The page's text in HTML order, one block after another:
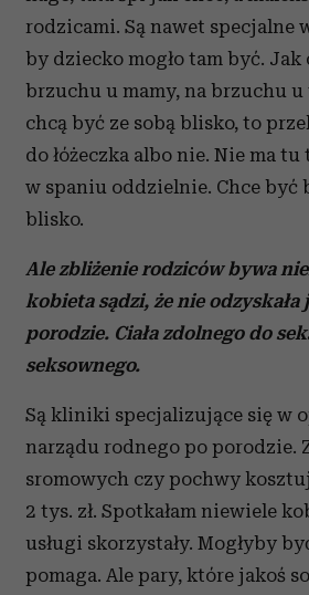
rodzicami. Są nawet specjalne
by dziecko mogło tam być. Jak
brzuchu u mamy, na brzuchu
chcą być ze sobą blisko, to
do łóżeczka albo nie. Nie ma
w spaniu oddzielnie. Chce być
blisko.
Ale zbliżenie rodziców bywa
kobieta sądzi, że nie odzyskała
porodzie. Ciała zdolnego do
seksownego.
Są kliniki specjalizujące się w
narządu rodnego po porodzie.
sromowych czy pochwy
2 tys. zł. Spotkałam niewiele
usługi skorzystały. Mogłyby
pomaga. Ale pary, które jakoś